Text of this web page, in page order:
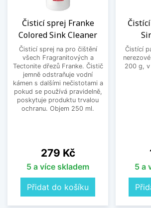
Čisticí sprej Franke
Colored Sink Cleaner
Čisticí sprej na pro čištění
všech Fragranitových a
Tectonite dřezů Franke. Čistič
jemně odstraňuje vodní
kámen s dalšími nečistotami a
pokud se používá pravidelně,
poskytuje produktu trvalou
ochranu. Objem 250 ml.
Cena
279 Kč
5 a více skladem
Přidat do košíku
Čistící
200 g, v
5 a